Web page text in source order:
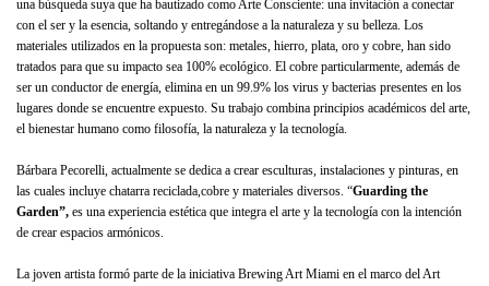
una búsqueda suya que ha bautizado como Arte Consciente: una invitación a conectar
con el ser y la esencia, soltando y entregándose a la naturaleza y su belleza. Los
materiales utilizados en la propuesta son: metales, hierro, plata, oro y cobre, han sido
tratados para que su impacto sea 100% ecológico. El cobre particularmente, además de
ser un conductor de energía, elimina en un 99.9% los virus y bacterias presentes en los
lugares donde se encuentre expuesto. Su trabajo combina principios académicos del arte,
el bienestar humano como filosofía, la naturaleza y la tecnología.
Bárbara Pecorelli, actualmente se dedica a crear esculturas, instalaciones y pinturas, en
las cuales incluye chatarra reciclada,cobre y materiales diversos. “Guarding the
Garden”, es una experiencia estética que integra el arte y la tecnología con la intención
de crear espacios armónicos.
La joven artista formó parte de la iniciativa Brewing Art Miami en el marco del Art